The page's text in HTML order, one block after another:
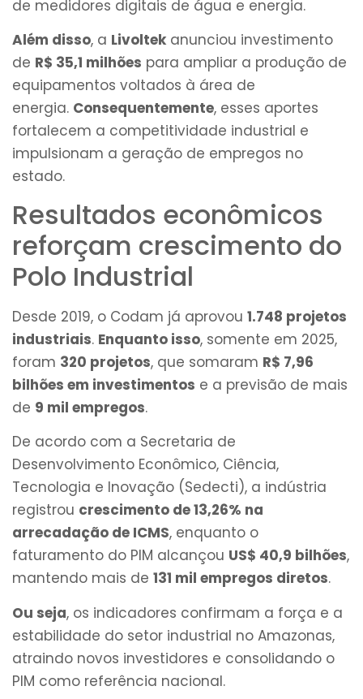
de medidores digitais de água e energia.
Além disso, a Livoltek anunciou investimento
de R$ 35,1 milhões para ampliar a produção de
equipamentos voltados à área de
energia. Consequentemente, esses aportes
fortalecem a competitividade industrial e
impulsionam a geração de empregos no
estado.
Resultados econômicos
reforçam crescimento do
Polo Industrial
Desde 2019, o Codam já aprovou 1.748 projetos
industriais. Enquanto isso, somente em 2025,
foram 320 projetos, que somaram R$ 7,96
bilhões em investimentos e a previsão de mais
de 9 mil empregos.
De acordo com a Secretaria de
Desenvolvimento Econômico, Ciência,
Tecnologia e Inovação (Sedecti), a indústria
registrou crescimento de 13,26% na
arrecadação de ICMS, enquanto o
faturamento do PIM alcançou US$ 40,9 bilhões,
mantendo mais de 131 mil empregos diretos.
Ou seja, os indicadores confirmam a força e a
estabilidade do setor industrial no Amazonas,
atraindo novos investidores e consolidando o
PIM como referência nacional.